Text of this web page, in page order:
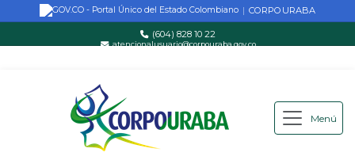
Saltar al contenido principal
| CORPOURABA
(604) 828 10 22
atencionalusuario@corpouraba.gov.co
Menú